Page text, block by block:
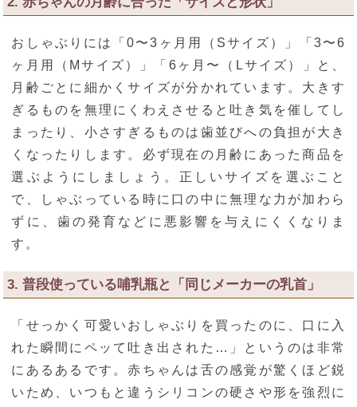
おしゃぶりには「0〜3ヶ月用（Sサイズ）」「3〜6
ヶ月用（Mサイズ）」「6ヶ月〜（Lサイズ）」と、
月齢ごとに細かくサイズが分かれています。大きす
ぎるものを無理にくわえさせると吐き気を催してし
まったり、小さすぎるものは歯並びへの負担が大き
くなったりします。必ず現在の月齢にあった商品を
選ぶようにしましょう。正しいサイズを選ぶこと
で、しゃぶっている時に口の中に無理な力が加わら
ずに、歯の発育などに悪影響を与えにくくなりま
す。
3. 普段使っている哺乳瓶と「同じメーカーの乳首」
「せっかく可愛いおしゃぶりを買ったのに、口に入
れた瞬間にペッて吐き出された…」というのは非常
にあるあるです。赤ちゃんは舌の感覚が驚くほど鋭
いため、いつもと違うシリコンの硬さや形を強烈に